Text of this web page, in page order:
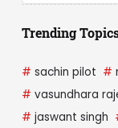
Trending
# sachin pilot #
# vasundhara
# jaswant singh